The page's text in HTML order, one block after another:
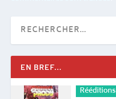
EN BREF...
Rééditions